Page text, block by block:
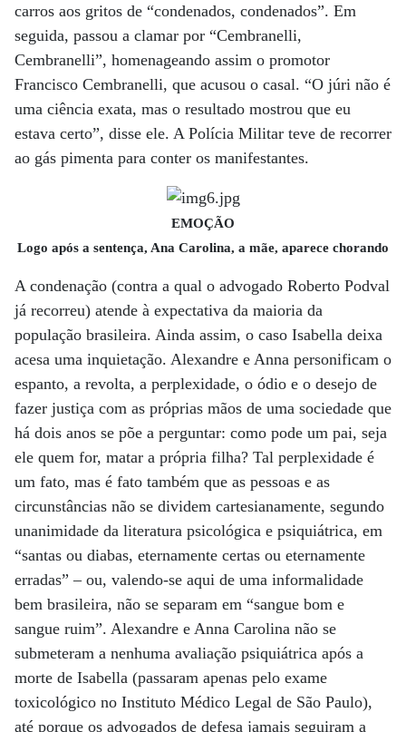
carros aos gritos de “condenados, condenados”. Em
seguida, passou a clamar por “Cembranelli,
Cembranelli”, homenageando assim o promotor
Francisco Cembranelli, que acusou o casal. “O júri não é
uma ciência exata, mas o resultado mostrou que eu
estava certo”, disse ele. A Polícia Militar teve de recorrer
ao gás pimenta para conter os manifestantes.
EMOÇÃO
Logo após a sentença, Ana Carolina, a mãe, aparece chorando
A condenação (contra a qual o advogado Roberto Podval
já recorreu) atende à expectativa da maioria da
população brasileira. Ainda assim, o caso Isabella deixa
acesa uma inquietação. Alexandre e Anna personificam o
espanto, a revolta, a perplexidade, o ódio e o desejo de
fazer justiça com as próprias mãos de uma sociedade que
há dois anos se põe a perguntar: como pode um pai, seja
ele quem for, matar a própria filha? Tal perplexidade é
um fato, mas é fato também que as pessoas e as
circunstâncias não se dividem cartesianamente, segundo
unanimidade da literatura psicológica e psiquiátrica, em
“santas ou diabas, eternamente certas ou eternamente
erradas” – ou, valendo-se aqui de uma informalidade
bem brasileira, não se separam em “sangue bom e
sangue ruim”. Alexandre e Anna Carolina não se
submeteram a nenhuma avaliação psiquiátrica após a
morte de Isabella (passaram apenas pelo exame
toxicológico no Instituto Médico Legal de São Paulo),
até porque os advogados de defesa jamais seguiram a